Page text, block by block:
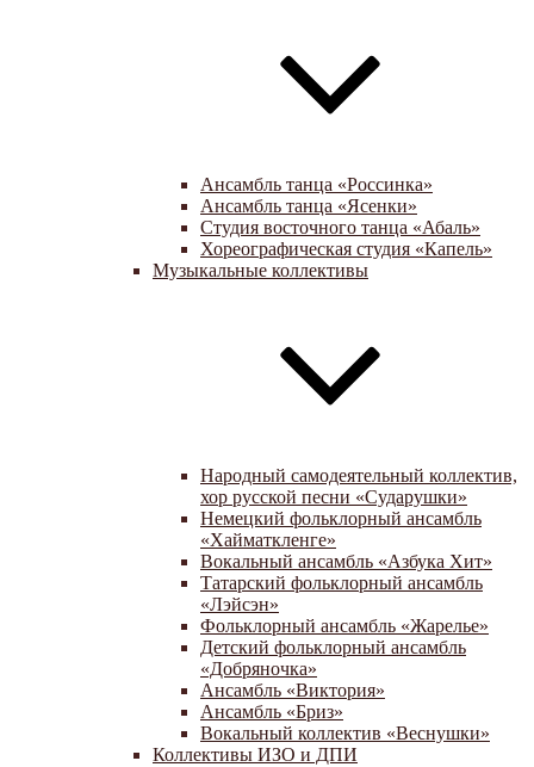
Ансамбль танца «Россинка»
Ансамбль танца «Ясенки»
Студия восточного танца «Абаль»
Хореографическая студия «Капель»
Музыкальные коллективы
Народный самодеятельный коллектив,
хор русской песни «Сударушки»
Немецкий фольклорный ансамбль
«Хайматкленге»
Вокальный ансамбль «Азбука Хит»
Татарский фольклорный ансамбль
«Лэйсэн»
Фольклорный ансамбль «Жарелье»
Детский фольклорный ансамбль
«Добряночка»
Ансамбль «Виктория»
Ансамбль «Бриз»
Вокальный коллектив «Веснушки»
Коллективы ИЗО и ДПИ